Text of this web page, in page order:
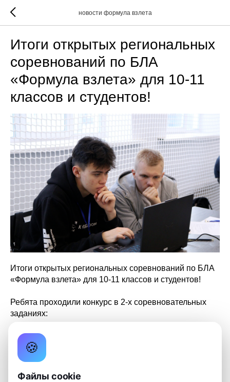
новости формула взлета
Итоги открытых региональных
соревнований по БЛА
«Формула взлета» для 10-11
классов и студентов!
Итоги открытых региональных соревнований по БЛА
«Формула взлета» для 10-11 классов и студентов!
Ребята проходили конкурс в 2-х соревновательных
заданиях:
«Дефектовка БЛА» задача участников выяснить,
какие 2 ошибки допущены в дроне
🍪
Файлы cookie